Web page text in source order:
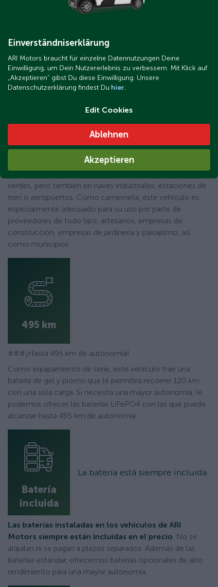
echarle un vistazo a todas las ayudas disponibles
Disponible en 3 tamaños
ARI Motors ofrece la camioneta ARI 458, un vehículo
comercial eléctrico de bajo coste con una velocidad
máxima de 80 km/h. Los vehículos han sido diseñados
para su uso en el centro de las ciudades, parques y zonas
verdes, pero también en naves industriales, estaciones de
tren o aeropuertos. Como camioneta, este vehículo es
especialmente adecuado para su uso por parte de
proveedores de todo tipo, artesanos, empresas de
construcción, empresas de jardinería y paisajismo, así
como municipios.
495 km
###¡Hasta 495 km de autonomía!
Como equipamiento de serie, este vehículo trae una
batería de gel y plomo que le permitirá recorrer 120 km
con una sola carga. Si necesita una mayor autonomía, le
podemos ofrecer las baterías LiFePO4 con las que puede
alcanzar hasta 495 km de autonomía.
Batería
incluida
La batería está siempre incluida
Las baterías instaladas en los vehículos de ARI
Motors siempre están incluidas en el precio . No se
alquilan ni se pagan a plazos separados. Además de las
baterías estándar, ofrecemos baterías opcionales de alto
rendimiento para una mayor autonomía.
Einverständniserklärung
ARI Motors braucht für einzelne Datennutzungen Deine
Einwilligung, um Dein Nutzererlebnis zu verbessern. Mit Klick auf
„Akzeptieren“ gibst Du diese Einwilligung. Unsere
Datenschutzerklärung findest Du hier.
Edit Cookies
Ablehnen
Akzeptieren